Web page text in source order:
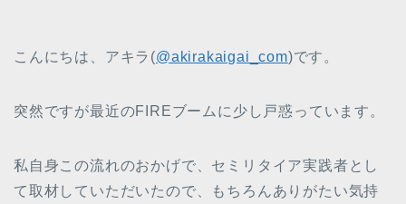
こんにちは、アキラ(@akirakaigai_com)です。
突然ですが最近のFIREブームに少し戸惑っています。
私自身この流れのおかげで、セミリタイア実践者とし
て取材していただいたので、もちろんありがたい気持